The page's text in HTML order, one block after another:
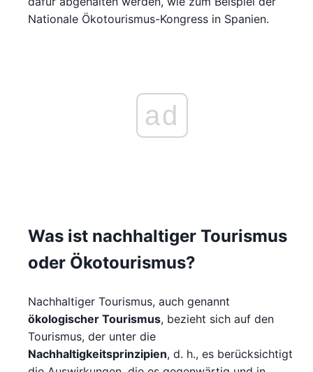
Nationale Ökotourismus-Kongress in Spanien.
ad
Was ist nachhaltiger Tourismus
oder Ökotourismus?
Nachhaltiger Tourismus, auch genannt
ökologischer Tourismus, bezieht sich auf den
Tourismus, der unter die
Nachhaltigkeitsprinzipien, d. h., es berücksichtigt